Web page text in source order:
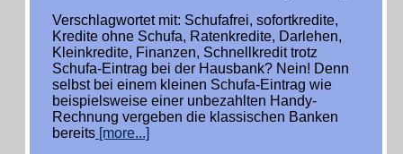
Verschlagwortet mit: Schufafrei, sofortkredite,
Kredite ohne Schufa, Ratenkredite, Darlehen,
Kleinkredite, Finanzen, Schnellkredit trotz
Schufa-Eintrag bei der Hausbank? Nein! Denn
selbst bei einem kleinen Schufa-Eintrag wie
beispielsweise einer unbezahlten Handy-
Rechnung vergeben die klassischen Banken
bereits [more...]